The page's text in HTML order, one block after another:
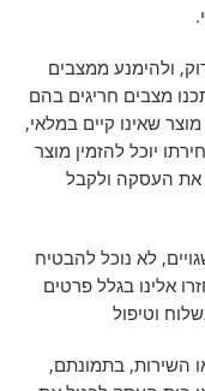
ולהימנע ממצבים
מצבים חריגים בהם
שאינו קיים במלאי,
עסקים, ולבחירתו יוכל להזמין מוצר
את העסקה ולקבל
לא נוכל להבטיח
אלינו בגלל פרטים
וטיפול
השירות, בתמונתם,